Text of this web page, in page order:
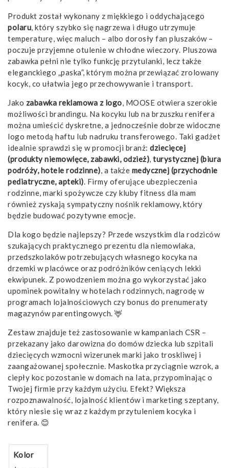
Produkt został wykonany z miękkiego i oddychającego
polaru, który szybko się nagrzewa i długo utrzymuje
temperaturę, więc maluch – albo dorosły fan pluszaków –
poczuje przyjemne otulenie w chłodne wieczory. Pluszowa
zabawka pełni nie tylko funkcję przytulanki, lecz także
eleganckiego „paska”, którym można przewiązać zrolowany
kocyk, co ułatwia jego przechowywanie i transport.
Jako zabawka reklamowa z logo, MOOSE otwiera szerokie
możliwości brandingu. Na kocyku lub na brzuszku renifera
można umieścić dyskretne, a jednocześnie dobrze widoczne
logo metodą haftu lub nadruku transferowego. Taki gadżet
idealnie sprawdzi się w promocji branż: dziecięcej
(produkty niemowlęce, zabawki, odzież), turystycznej (biura
podróży, hotele rodzinne), a także medycznej (przychodnie
pediatryczne, apteki). Firmy oferujące ubezpieczenia
rodzinne, marki spożywcze czy kluby fitness dla mam
również zyskają sympatyczny nośnik reklamowy, który
będzie budować pozytywne emocje.
Dla kogo będzie najlepszy? Przede wszystkim dla rodziców
szukających praktycznego prezentu dla niemowlaka,
przedszkolaków potrzebujących własnego kocyka na
drzemki w placówce oraz podróżników ceniących lekki
ekwipunek. Z powodzeniem można go wykorzystać jako
upominek powitalny w hotelach rodzinnych, nagrodę w
programach lojalnościowych czy bonus do prenumeraty
magazynów parentingowych. 🦌
Zestaw znajduje też zastosowanie w kampaniach CSR –
przekazany jako darowizna do domów dziecka lub szpitali
dziecięcych wzmocni wizerunek marki jako troskliwej i
zaangażowanej społecznie. Maskotka przyciągnie wzrok, a
ciepły koc pozostanie w domach na lata, przypominając o
Twojej firmie przy każdym użyciu. Efekt? Większa
rozpoznawalność, lojalność klientów i marketing szeptany,
który niesie się wraz z każdym przytuleniem kocyka i
renifera. 😊
Kolor